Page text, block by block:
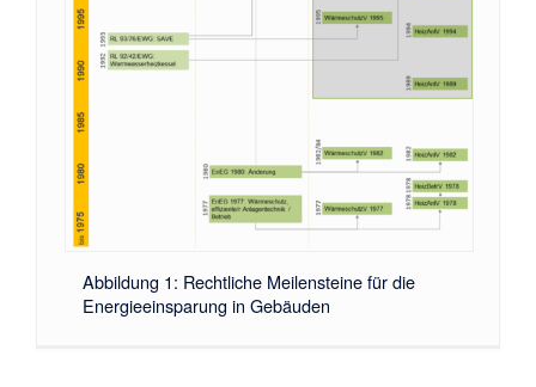
Abbildung 1: Rechtliche Meilensteine für die
Energieeinsparung in Gebäuden